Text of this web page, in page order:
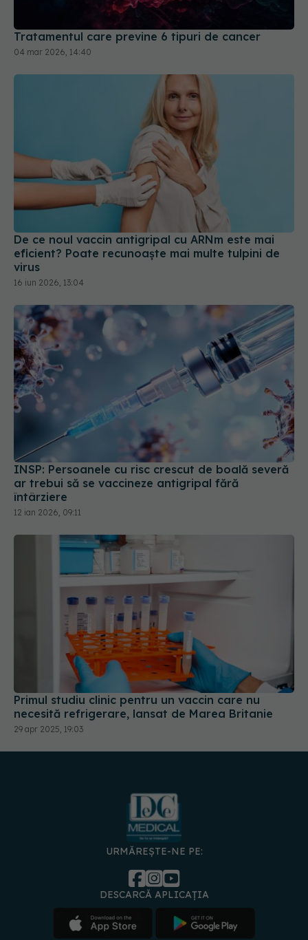
De ce noul vaccin antigripal cu ARNm este mai
eficient? Poate recunoaște mai multe tulpini de
16 iun 2026, 13:04
INSP: Persoanele cu risc crescut de boală severă
ar trebui să se vaccineze antigripal fără
întârziere
12 ian 2026, 09:11
Primul studiu clinic pentru un vaccin care nu
necesită refrigerare, lansat de Marea Britanie
29 apr 2025, 19:03
URMĂREȘTE-NE PE:
DESCARCĂ APLICAȚIA
specialiști
Politica de
confidențialitate
Cookies
Gestionați
preferințele
Contact